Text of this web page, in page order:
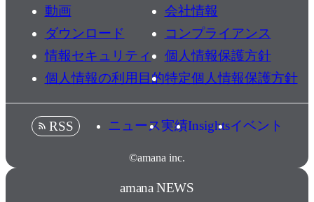
動画
会社情報
ダウンロード
コンプライアンス
情報セキュリティ
個人情報保護方針
個人情報の利用目的特定個人情報保護方針
©amana inc.
RSS ニュース実績Insightsイベント
amana NEWS